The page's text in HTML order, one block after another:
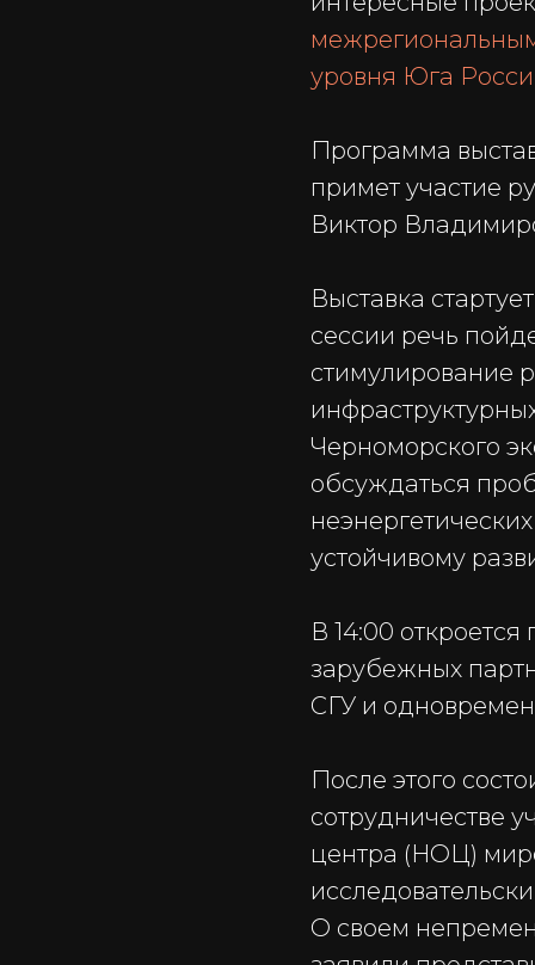
уровня Юга Росси
Программа
примет участие
Виктор
Выставка
сессии речь
стимулирование
Черноморского
обсуждаться
устойчивому
В 14:00
зарубежных
СГУ и
После этого
сотрудничестве
центра (НОЦ)
О своем